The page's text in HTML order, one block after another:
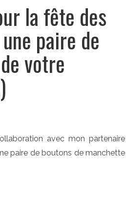
la fête des
paire de
votre
avec mon partenaire
paire de boutons de manchette